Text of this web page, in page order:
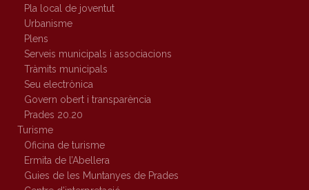
Pla local de joventut
Urbanisme
Plens
Serveis municipals i associacions
Tràmits municipals
Seu electrònica
Govern obert i transparència
Prades 20.20
Turisme
Oficina de turisme
Ermita de l’Abellera
Guies de les Muntanyes de Prades